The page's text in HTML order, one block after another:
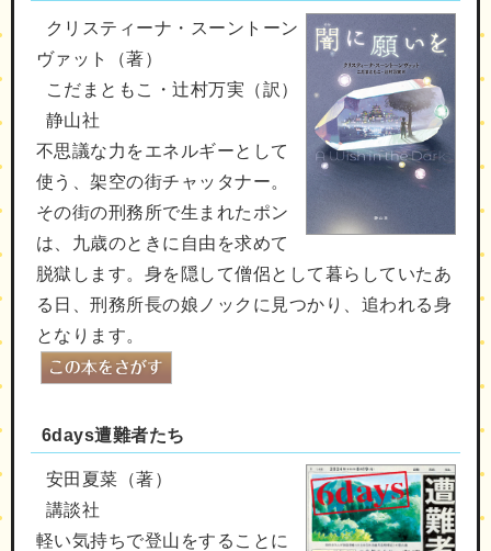
クリスティーナ・スーントーン
ヴァット（著）
こだまともこ・辻村万実（訳）
静山社
不思議な力をエネルギーとして
使う、架空の街チャッタナー。
その街の刑務所で生まれたポン
は、九歳のときに自由を求めて
脱獄します。身を隠して僧侶として暮らしていたあ
る日、刑務所長の娘ノックに見つかり、追われる身
となります。
6days遭難者たち
安田夏菜（著）
講談社
軽い気持ちで登山をすることに